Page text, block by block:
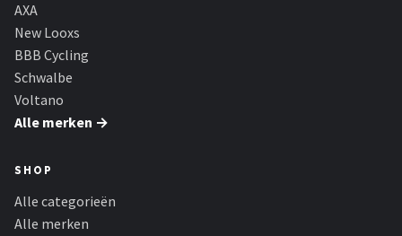
AXA
New Looxs
BBB Cycling
Schwalbe
Voltano
Alle merken →
SHOP
Alle categorieën
Alle merken